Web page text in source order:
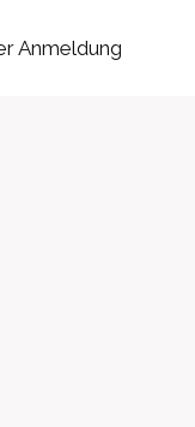
Anmeldung